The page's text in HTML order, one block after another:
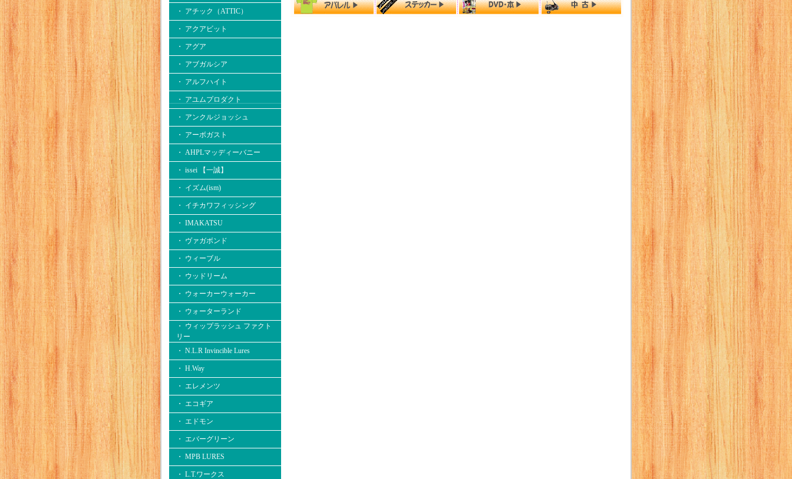
・ アチック（ATTIC）
・ アクアビット
・ アグア
・ アブガルシア
・ アルフハイト
・ アユムプロダクト
・ アンクルジョッシュ
・ アーボガスト
・ AHPLマッディーバニー
・ issei 【一誠】
・ イズム(ism)
・ イチカワフィッシング
・ IMAKATSU
・ ヴァガボンド
・ ウィーブル
・ ウッドリーム
・ ウォーカーウォーカー
・ ウォーターランド
・ ウィップラッシュ ファクト
リー
・ N.L.R Invincible Lures
・ H.Way
・ エレメンツ
・ エコギア
・ エドモン
・ エバーグリーン
・ MPB LURES
・ L.T.ワークス